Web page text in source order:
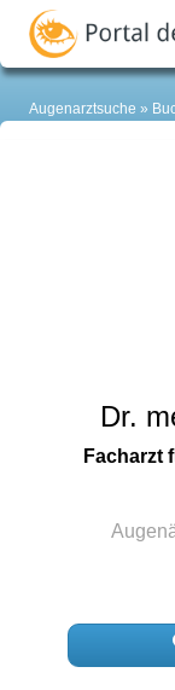
Augenarztsuche
Dr.
Facharzt